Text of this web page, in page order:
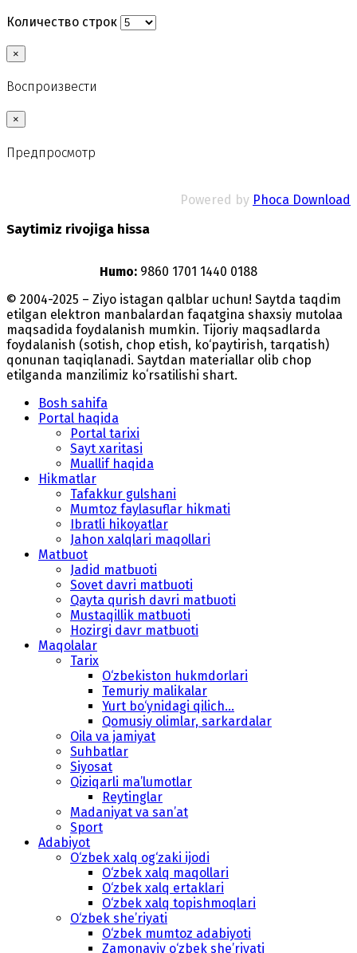
Количество строк
×
Воспроизвести
×
Предпросмотр
Powered by Phoca Download
Saytimiz rivojiga hissa
Humo: 9860 1701 1440 0188
© 2004-2025 – Ziyo istagan qalblar uchun! Saytda taqdim
etilgan elektron manbalardan faqatgina shaxsiy mutolaa
maqsadida foydalanish mumkin. Tijoriy maqsadlarda
foydalanish (sotish, chop etish, ko‘paytirish, tarqatish)
qonunan taqiqlanadi. Saytdan materiallar olib chop
etilganda manzilimiz koʻrsatilishi shart.
Bosh sahifa
Portal haqida
Portal tarixi
Sayt xaritasi
Muallif haqida
Hikmatlar
Tafakkur gulshani
Mumtoz faylasuflar hikmati
Ibratli hikoyatlar
Jahon xalqlari maqollari
Matbuot
Jadid matbuoti
Sovet davri matbuoti
Qayta qurish davri matbuoti
Mustaqillik matbuoti
Hozirgi davr matbuoti
Maqolalar
Tarix
O‘zbekiston hukmdorlari
Temuriy malikalar
Yurt bo‘ynidagi qilich...
Qomusiy olimlar, sarkardalar
Oila va jamiyat
Suhbatlar
Siyosat
Qiziqarli ma’lumotlar
Reytinglar
Madaniyat va san’at
Sport
Adabiyot
O‘zbek xalq og‘zaki ijodi
O‘zbek xalq maqollari
O‘zbek xalq ertaklari
O‘zbek xalq topishmoqlari
O‘zbek she’riyati
O‘zbek mumtoz adabiyoti
Zamonaviy o‘zbek she’riyati